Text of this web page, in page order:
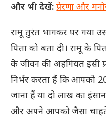
और भी देखें: प्रेरणा और
रामू तुरंत भागकर घर गया
पिता को बता दी। रामू के
के जीवन की अहमियत इसी
निर्भर करता हैं कि आपको
जाना हैं या दो लाख का
और अपने आपको जैसा